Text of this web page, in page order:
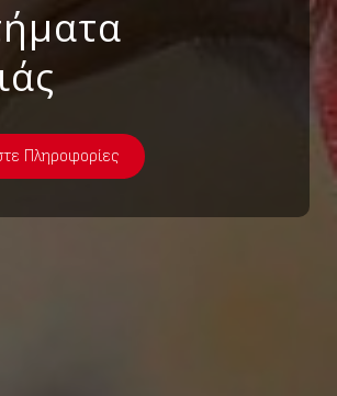
Πληροφορίες